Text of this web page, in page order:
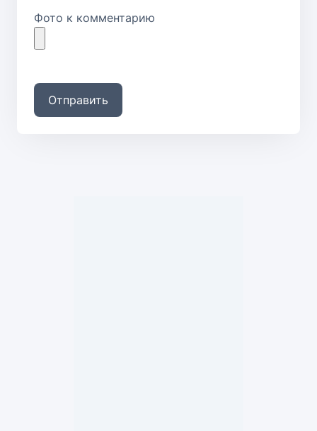
Фото к комментарию
Отправить